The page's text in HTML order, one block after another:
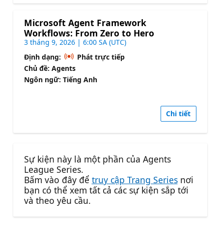
Microsoft Agent Framework
Workflows: From Zero to Hero
3 tháng 9, 2026 | 6:00 SA (UTC)
Định dạng:
Phát trực tiếp
Chủ đề: Agents
Ngôn ngữ: Tiếng Anh
Chi tiết
Sự kiện này là một phần của Agents
League Series.
Bấm vào đây để truy cập Trang Seriesnơi
bạn có thể xem tất cả các sự kiện sắp tới
và theo yêu cầu.